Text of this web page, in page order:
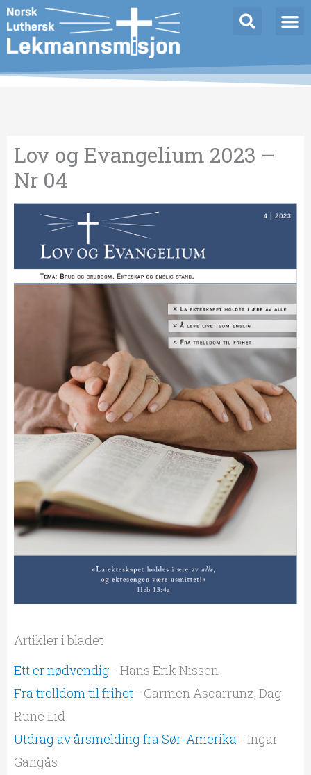
Hopp
rett
til
innholdet
Lov og Evangelium 2023 –
Nr 04
Artikler i bladet
Ett er nødvendig - Hans Erik Nissen
Fra trelldom til frihet - Carmen Ascarrunz, Dag
Rune Lid
Utdrag av årsmelding fra Sør-Amerika - Ingar
Gangås
Innleggnavigasjon